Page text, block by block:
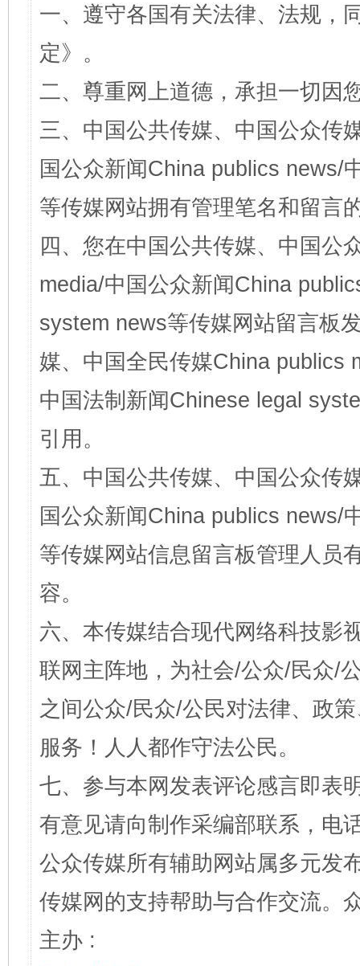
一、遵守各国有关法律、法规，
定》。
二、尊重网上道德，承担一切因
三、中国公共传媒、中国公众传
国公众新闻China publics news/
等传媒网站拥有管理笔名和留言
四、您在中国公共传媒、中国公
media/中国公众新闻China
system news等传媒网站留言板
媒、中国全民传媒China publics
中国法制新闻Chinese legal
引用。
五、中国公共传媒、中国公众传
国公众新闻China publics news/
等传媒网站信息留言板管理人员
容。
六、本传媒结合现代网络科技影
联网主阵地，为社会/公众/民众/
之间公众/民众/公民对法律、政
服务！人人都作守法公民。
七、参与本网发表评论感言即表
有意见请向制作采编部联系，电
公众传媒所有辅助网站属多元发
传媒网的支持帮助与合作交流。
主办 :